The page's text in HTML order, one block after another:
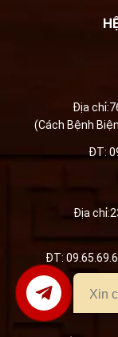
Địa
(Cách Bệnh
ĐT:
Địa
ĐT:
Xin